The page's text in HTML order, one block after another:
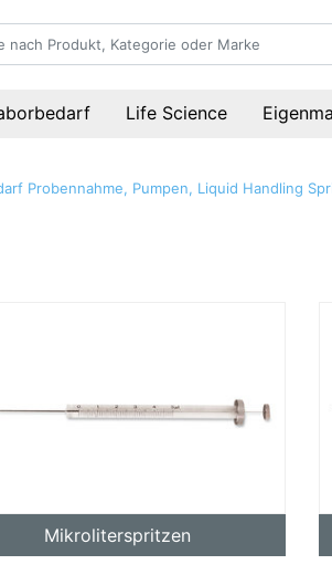
Life Science
Probennahme, Pumpen, Liquid Handling
Mikroliterspritzen